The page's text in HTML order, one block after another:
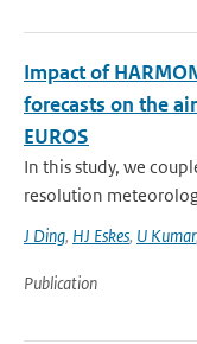
Impact of
forecasts on the
EUROS
In this study, we
resolution
J Ding, HJ Eskes, U Kumar,
Publication